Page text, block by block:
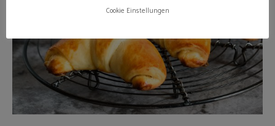
Cookie Einstellungen